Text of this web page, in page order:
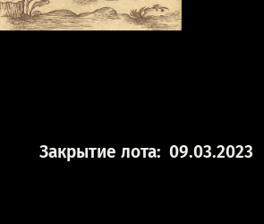
Закрытие лота: 09.03.2023